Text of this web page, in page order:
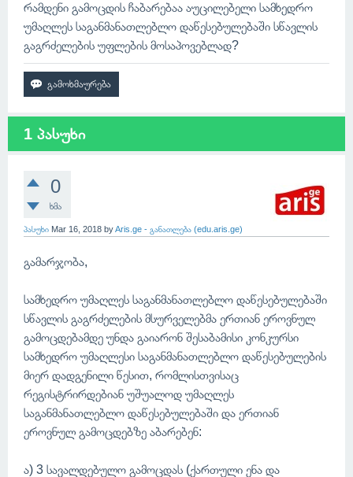
რამდენი გამოცდის ჩაბარებაა აუცილებელი სამხედრო
უმაღლეს საგანმანათლებლო დაწესებულებაში სწავლის
გაგრძელების უფლების მოსაპოვებლად?
1 პასუხი
0
ხმა
პასუხი Mar 16, 2018 byAris.ge - განათლება (edu.aris.ge)
გამარჯობა,
სამხედრო უმაღლეს საგანმანათლებლო დაწესებულებაში
სწავლის გაგრძელების მსურველებმა ერთიან ეროვნულ
გამოცდებამდე უნდა გაიარონ შესაბამისი კონკურსი
სამხედრო უმაღლესი საგანმანათლებლო დაწესებულების
მიერ დადგენილი წესით, რომლისთვისაც
რეგისტრირდებიან უშუალოდ უმაღლეს
საგანმანათლებლო დაწესებულებაში და ერთიან
ეროვნულ გამოცდებზე აბარებენ:
ა) 3 სავალდებულო გამოცდას (ქართული ენა და